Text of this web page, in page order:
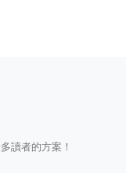
讀者的方案！